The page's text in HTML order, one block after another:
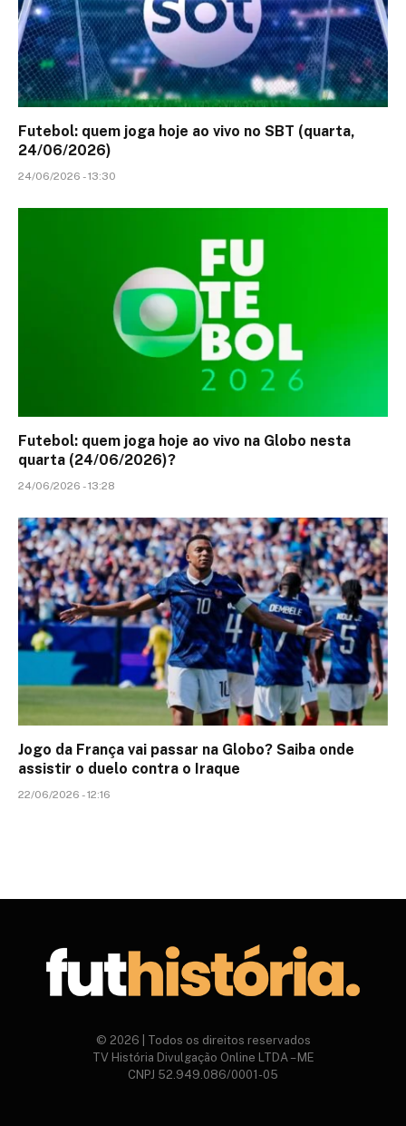
Futebol: quem joga hoje ao vivo no SBT (quarta,
24/06/2026)
24/06/2026 - 13:30
Futebol: quem joga hoje ao vivo na Globo nesta
quarta (24/06/2026)?
24/06/2026 - 13:28
Jogo da França vai passar na Globo? Saiba onde
assistir o duelo contra o Iraque
22/06/2026 - 12:16
© 2026 | Todos os direitos reservados
TV História Divulgação Online LTDA – ME
CNPJ 52.949.086/0001-05